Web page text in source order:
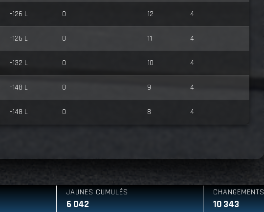
-126 L 0 12 4
-126 L 0 11 4
-132 L 0 10 4
-148 L 0 9 4
-148 L 0 8 4
JAUNES CUMULÉS
6 042
CHANGEMENTS DE LEADER
10 343